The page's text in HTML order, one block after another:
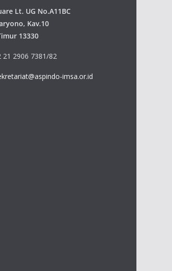
Lt. UG No.A11BC
Kav.10
13330
21 2906 7381/82
imsa.or.id